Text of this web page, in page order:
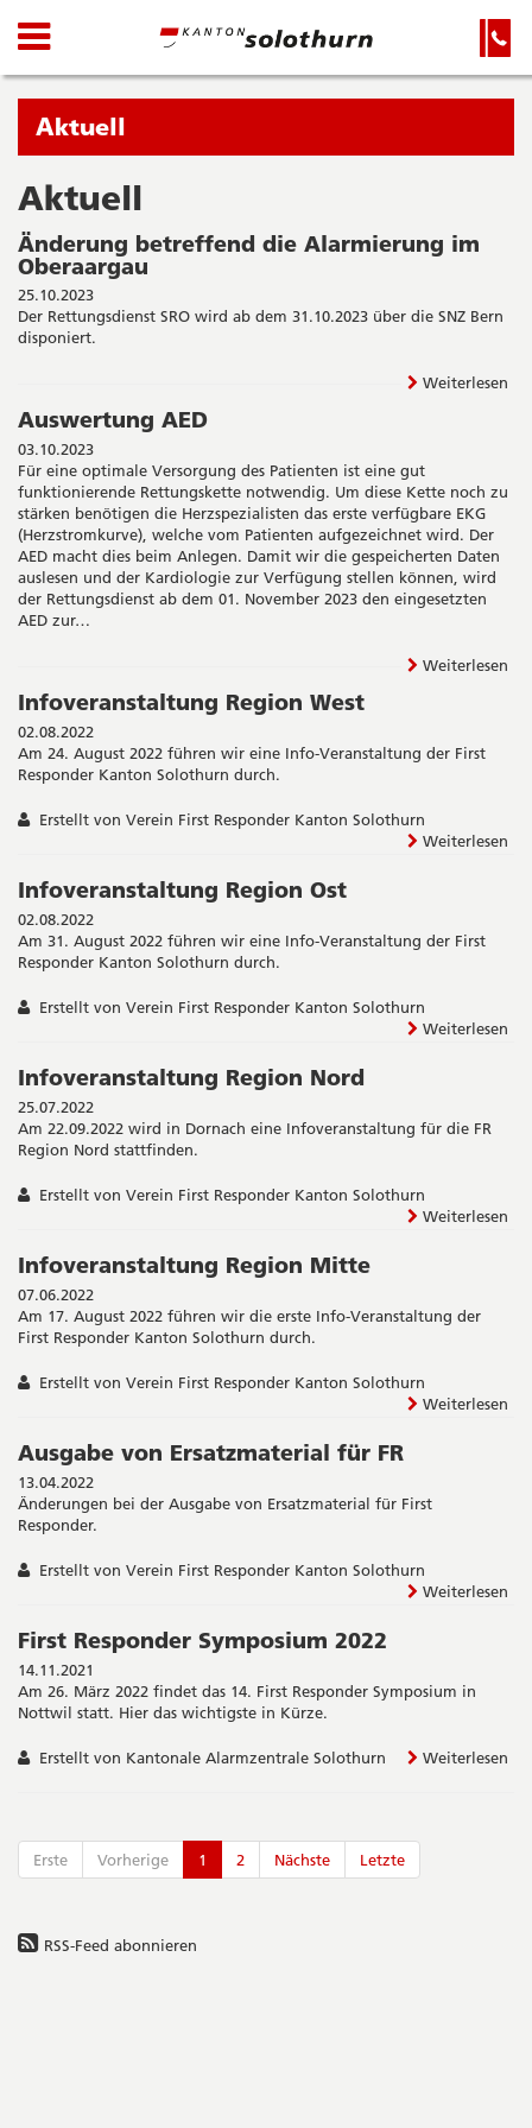
Kanton
Solothurn
Wichtige
Seiten
Startseite
Hauptnavigation
Inhalt
Sitemap
Suche
Navigation
und
Suche
Navigation
Sie
befinden
sich
in:
Aktuell
Aktuell
Änderung betreffend die Alarmierung im
Oberaargau
25.10.2023
Der Rettungsdienst SRO wird ab dem 31.10.2023 über die SNZ Bern
disponiert.
Weiterlesen
Auswertung AED
03.10.2023
Für eine optimale Versorgung des Patienten ist eine gut
funktionierende Rettungskette notwendig. Um diese Kette noch zu
stärken benötigen die Herzspezialisten das erste verfügbare EKG
(Herzstromkurve), welche vom Patienten aufgezeichnet wird. Der
AED macht dies beim Anlegen. Damit wir die gespeicherten Daten
auslesen und der Kardiologie zur Verfügung stellen können, wird
der Rettungsdienst ab dem 01. November 2023 den eingesetzten
AED zur…
Weiterlesen
Infoveranstaltung Region West
02.08.2022
Am 24. August 2022 führen wir eine Info-Veranstaltung der First
Responder Kanton Solothurn durch.
Erstellt von Verein First Responder Kanton Solothurn
Weiterlesen
Infoveranstaltung Region Ost
02.08.2022
Am 31. August 2022 führen wir eine Info-Veranstaltung der First
Responder Kanton Solothurn durch.
Erstellt von Verein First Responder Kanton Solothurn
Weiterlesen
Infoveranstaltung Region Nord
25.07.2022
Am 22.09.2022 wird in Dornach eine Infoveranstaltung für die FR
Region Nord stattfinden.
Erstellt von Verein First Responder Kanton Solothurn
Weiterlesen
Infoveranstaltung Region Mitte
07.06.2022
Am 17. August 2022 führen wir die erste Info-Veranstaltung der
First Responder Kanton Solothurn durch.
Erstellt von Verein First Responder Kanton Solothurn
Weiterlesen
Ausgabe von Ersatzmaterial für FR
13.04.2022
Änderungen bei der Ausgabe von Ersatzmaterial für First
Responder.
Erstellt von Verein First Responder Kanton Solothurn
Weiterlesen
First Responder Symposium 2022
14.11.2021
Am 26. März 2022 findet das 14. First Responder Symposium in
Nottwil statt. Hier das wichtigste in Kürze.
Erstellt von Kantonale Alarmzentrale Solothurn Weiterlesen
Erste Vorherige 1 2 Nächste Letzte
RSS-Feed abonnieren